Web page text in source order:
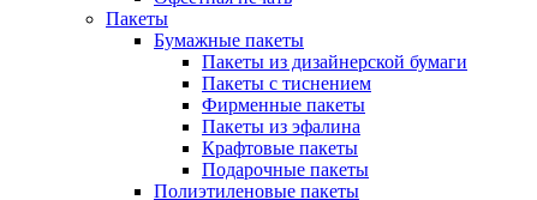
Пакеты
Бумажные пакеты
Пакеты из дизайнерской бумаги
Пакеты с тиснением
Фирменные пакеты
Пакеты из эфалина
Крафтовые пакеты
Подарочные пакеты
Полиэтиленовые пакеты